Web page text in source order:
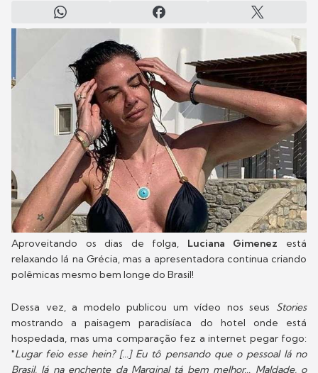
Aproveitando os dias de folga, Luciana Gimenez está
relaxando lá na Grécia, mas a apresentadora continua criando
polêmicas mesmo bem longe do Brasil!
Dessa vez, a modelo publicou um vídeo nos seus Stories
mostrando a paisagem paradisíaca do hotel onde está
hospedada, mas uma comparação fez a internet pegar fogo:
"Lugar feio esse hein? [...] Eu tô pensando que o pessoal lá no
Brasil, lá na enchente da Marginal tá bem melhor... Maldade, o